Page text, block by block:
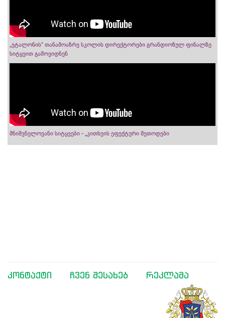
„ეტალონის“ თანამოაზრე სკოლის დირექტორები გრანდიოზულ ფინალზე
სიტყვით გამოვიდნენ
მნიშვნელოვანი სიტყვები - „კითხვის ეფექტური მეთოდები
კონტაქტი ჩვენ შესახებ რეკლამა